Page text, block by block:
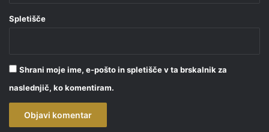
Spletišče
Shrani moje ime, e-pošto in spletišče v ta brskalnik za
naslednjič, ko komentiram.